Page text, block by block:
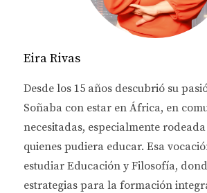
El mercado inmobiliario es
constante cambio. Los
tendencias del mercado.
Eira Rivas
Desde los 15 años descubrió su
Soñaba con estar en África, en
necesitadas, especialmente
quienes pudiera educar. Esa
estudiar Educación y Filosofía,
estrategias para la formación